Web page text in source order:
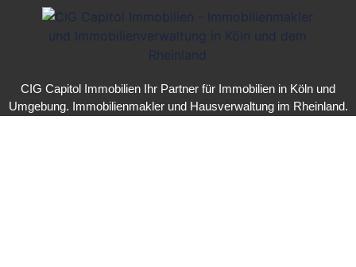
CIG Capitol Immobilien Ihr Partner für Immobilien in Köln und
Umgebung. Immobilienmaklerund Hausverwaltungim Rheinland.